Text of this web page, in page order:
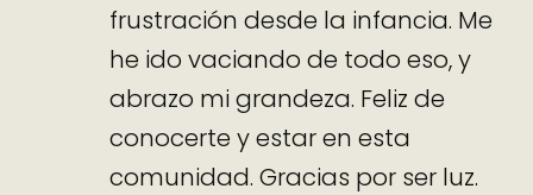
frustración desde la infancia. Me
he ido vaciando de todo eso, y
abrazo mi grandeza. Feliz de
conocerte y estar en esta
comunidad. Gracias por ser luz.